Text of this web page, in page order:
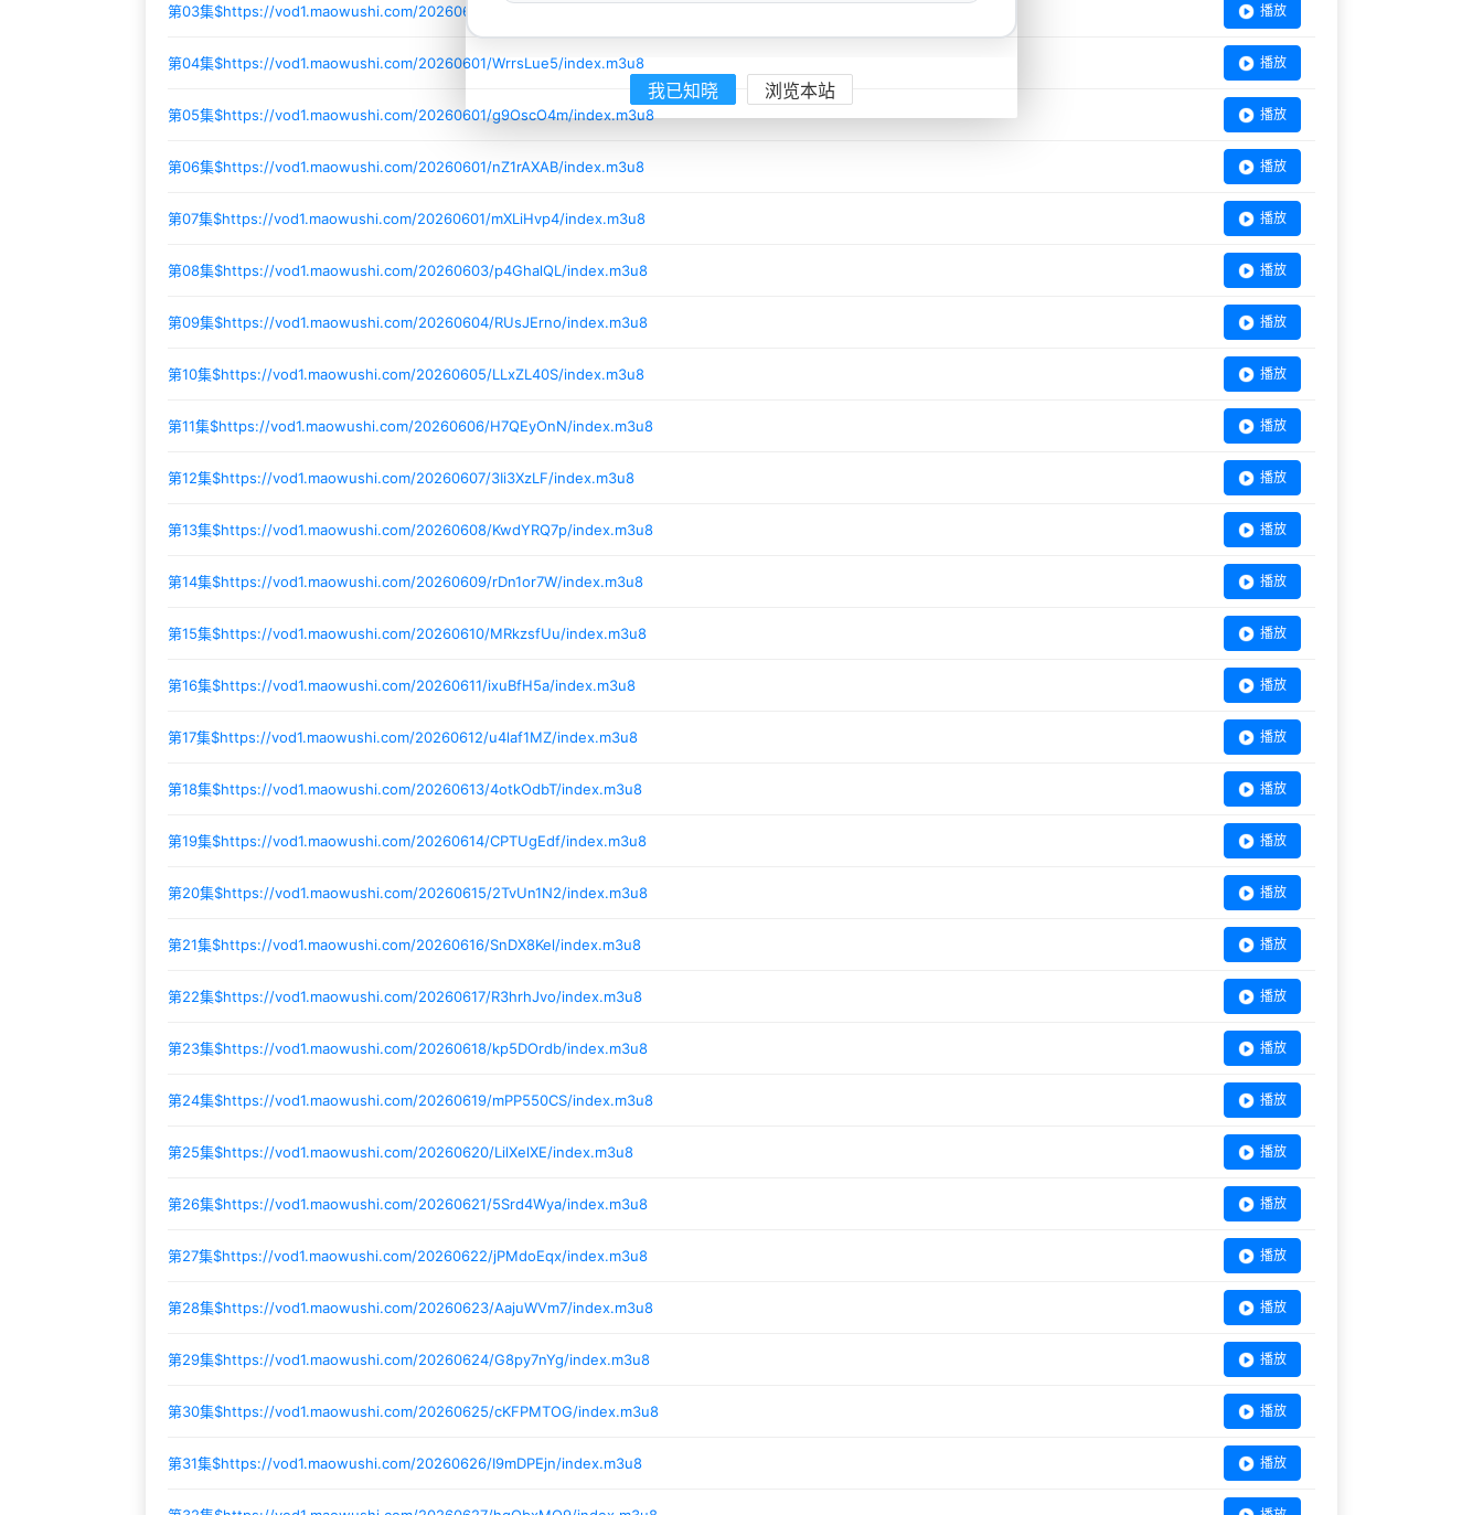
第03集$https://vod1.maowushi.com/20260601/vcZApMhD/index.m3u8 播放
第04集$https://vod1.maowushi.com/20260601/WrrsLue5/index.m3u8 播放
第05集$https://vod1.maowushi.com/20260601/g9OscO4m/index.m3u8 播放
第06集$https://vod1.maowushi.com/20260601/nZ1rAXAB/index.m3u8 播放
第07集$https://vod1.maowushi.com/20260601/mXLiHvp4/index.m3u8 播放
第08集$https://vod1.maowushi.com/20260603/p4GhalQL/index.m3u8 播放
第09集$https://vod1.maowushi.com/20260604/RUsJErno/index.m3u8 播放
第10集$https://vod1.maowushi.com/20260605/LLxZL40S/index.m3u8 播放
第11集$https://vod1.maowushi.com/20260606/H7QEyOnN/index.m3u8 播放
第12集$https://vod1.maowushi.com/20260607/3Ii3XzLF/index.m3u8 播放
第13集$https://vod1.maowushi.com/20260608/KwdYRQ7p/index.m3u8 播放
第14集$https://vod1.maowushi.com/20260609/rDn1or7W/index.m3u8 播放
第15集$https://vod1.maowushi.com/20260610/MRkzsfUu/index.m3u8 播放
第16集$https://vod1.maowushi.com/20260611/ixuBfH5a/index.m3u8 播放
第17集$https://vod1.maowushi.com/20260612/u4laf1MZ/index.m3u8 播放
第18集$https://vod1.maowushi.com/20260613/4otkOdbT/index.m3u8 播放
第19集$https://vod1.maowushi.com/20260614/CPTUgEdf/index.m3u8 播放
第20集$https://vod1.maowushi.com/20260615/2TvUn1N2/index.m3u8 播放
第21集$https://vod1.maowushi.com/20260616/SnDX8Kel/index.m3u8 播放
第22集$https://vod1.maowushi.com/20260617/R3hrhJvo/index.m3u8 播放
第23集$https://vod1.maowushi.com/20260618/kp5DOrdb/index.m3u8 播放
第24集$https://vod1.maowushi.com/20260619/mPP550CS/index.m3u8 播放
第25集$https://vod1.maowushi.com/20260620/LilXelXE/index.m3u8 播放
第26集$https://vod1.maowushi.com/20260621/5Srd4Wya/index.m3u8 播放
第27集$https://vod1.maowushi.com/20260622/jPMdoEqx/index.m3u8 播放
第28集$https://vod1.maowushi.com/20260623/AajuWVm7/index.m3u8 播放
第29集$https://vod1.maowushi.com/20260624/G8py7nYg/index.m3u8 播放
第30集$https://vod1.maowushi.com/20260625/cKFPMTOG/index.m3u8 播放
第31集$https://vod1.maowushi.com/20260626/I9mDPEjn/index.m3u8 播放
我已知晓 浏览本站